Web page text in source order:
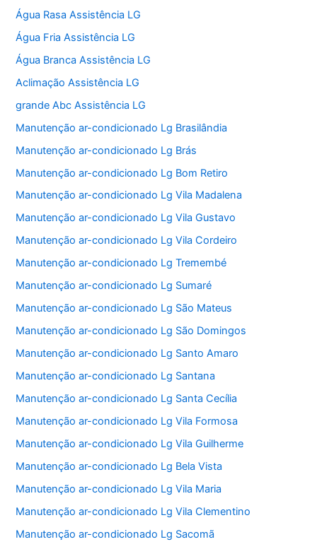
Água Rasa Assistência LG
Água Fria Assistência LG
Água Branca Assistência LG
Aclimação Assistência LG
grande Abc Assistência LG
Manutenção ar-condicionado Lg Brasilândia
Manutenção ar-condicionado Lg Brás
Manutenção ar-condicionado Lg Bom Retiro
Manutenção ar-condicionado Lg Vila Madalena
Manutenção ar-condicionado Lg Vila Gustavo
Manutenção ar-condicionado Lg Vila Cordeiro
Manutenção ar-condicionado Lg Tremembé
Manutenção ar-condicionado Lg Sumaré
Manutenção ar-condicionado Lg São Mateus
Manutenção ar-condicionado Lg São Domingos
Manutenção ar-condicionado Lg Santo Amaro
Manutenção ar-condicionado Lg Santana
Manutenção ar-condicionado Lg Santa Cecília
Manutenção ar-condicionado Lg Vila Formosa
Manutenção ar-condicionado Lg Vila Guilherme
Manutenção ar-condicionado Lg Bela Vista
Manutenção ar-condicionado Lg Vila Maria
Manutenção ar-condicionado Lg Vila Clementino
Manutenção ar-condicionado Lg Sacomã